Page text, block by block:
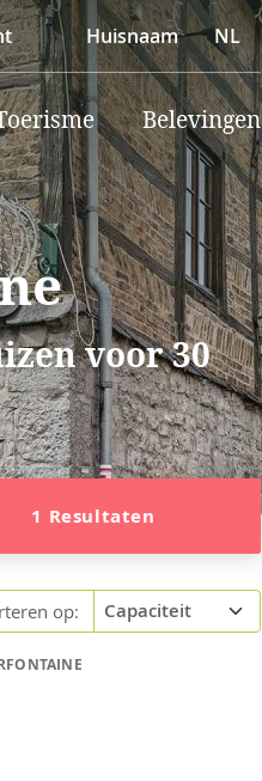
Huisnaam NL
Belevingen
voor 30
1 Resultaten
op: